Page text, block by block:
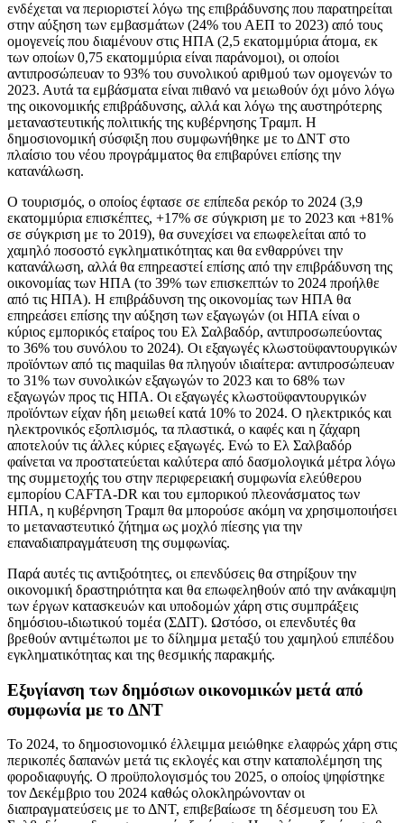
ενδέχεται να περιοριστεί λόγω της επιβράδυνσης που παρατηρείται
στην αύξηση των εμβασμάτων (24% του ΑΕΠ το 2023) από τους
ομογενείς που διαμένουν στις ΗΠΑ (2,5 εκατομμύρια άτομα, εκ
των οποίων 0,75 εκατομμύρια είναι παράνομοι), οι οποίοι
αντιπροσώπευαν το 93% του συνολικού αριθμού των ομογενών το
2023. Αυτά τα εμβάσματα είναι πιθανό να μειωθούν όχι μόνο λόγω
της οικονομικής επιβράδυνσης, αλλά και λόγω της αυστηρότερης
μεταναστευτικής πολιτικής της κυβέρνησης Τραμπ. Η
δημοσιονομική σύσφιξη που συμφωνήθηκε με το ΔΝΤ στο
πλαίσιο του νέου προγράμματος θα επιβαρύνει επίσης την
κατανάλωση.
Ο τουρισμός, ο οποίος έφτασε σε επίπεδα ρεκόρ το 2024 (3,9
εκατομμύρια επισκέπτες, +17% σε σύγκριση με το 2023 και +81%
σε σύγκριση με το 2019), θα συνεχίσει να επωφελείται από το
χαμηλό ποσοστό εγκληματικότητας και θα ενθαρρύνει την
κατανάλωση, αλλά θα επηρεαστεί επίσης από την επιβράδυνση της
οικονομίας των ΗΠΑ (το 39% των επισκεπτών το 2024 προήλθε
από τις ΗΠΑ). Η επιβράδυνση της οικονομίας των ΗΠΑ θα
επηρεάσει επίσης την αύξηση των εξαγωγών (οι ΗΠΑ είναι ο
κύριος εμπορικός εταίρος του Ελ Σαλβαδόρ, αντιπροσωπεύοντας
το 36% του συνόλου το 2024). Οι εξαγωγές κλωστοϋφαντουργικών
προϊόντων από τις maquilas θα πληγούν ιδιαίτερα: αντιπροσώπευαν
το 31% των συνολικών εξαγωγών το 2023 και το 68% των
εξαγωγών προς τις ΗΠΑ. Οι εξαγωγές κλωστοϋφαντουργικών
προϊόντων είχαν ήδη μειωθεί κατά 10% το 2024. Ο ηλεκτρικός και
ηλεκτρονικός εξοπλισμός, τα πλαστικά, ο καφές και η ζάχαρη
αποτελούν τις άλλες κύριες εξαγωγές. Ενώ το Ελ Σαλβαδόρ
φαίνεται να προστατεύεται καλύτερα από δασμολογικά μέτρα λόγω
της συμμετοχής του στην περιφερειακή συμφωνία ελεύθερου
εμπορίου CAFTA-DR και του εμπορικού πλεονάσματος των
ΗΠΑ, η κυβέρνηση Τραμπ θα μπορούσε ακόμη να χρησιμοποιήσει
το μεταναστευτικό ζήτημα ως μοχλό πίεσης για την
επαναδιαπραγμάτευση της συμφωνίας.
Παρά αυτές τις αντιξοότητες, οι επενδύσεις θα στηρίξουν την
οικονομική δραστηριότητα και θα επωφεληθούν από την ανάκαμψη
των έργων κατασκευών και υποδομών χάρη στις συμπράξεις
δημόσιου-ιδιωτικού τομέα (ΣΔΙΤ). Ωστόσο, οι επενδυτές θα
βρεθούν αντιμέτωποι με το δίλημμα μεταξύ του χαμηλού επιπέδου
εγκληματικότητας και της θεσμικής παρακμής.
Εξυγίανση των δημόσιων οικονομικών μετά από
συμφωνία με το ΔΝΤ
Το 2024, το δημοσιονομικό έλλειμμα μειώθηκε ελαφρώς χάρη στις
περικοπές δαπανών μετά τις εκλογές και στην καταπολέμηση της
φοροδιαφυγής. Ο προϋπολογισμός του 2025, ο οποίος ψηφίστηκε
τον Δεκέμβριο του 2024 καθώς ολοκληρώνονταν οι
διαπραγματεύσεις με το ΔΝΤ, επιβεβαίωσε τη δέσμευση του Ελ